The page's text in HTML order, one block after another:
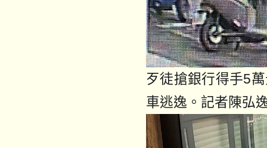
歹徒搶銀行得手5
車逃逸。記者陳弘